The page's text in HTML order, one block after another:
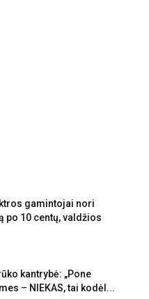
gamintojai nori
po 10 centų, valdžios
kantrybė: „Pone
– NIEKAS, tai kodėl...